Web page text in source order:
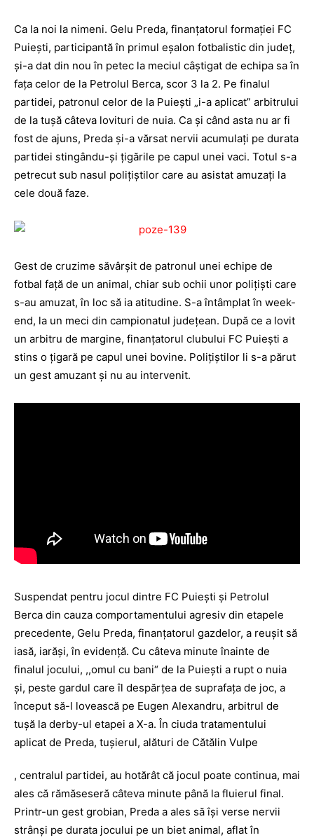
Ca la noi la nimeni. Gelu Preda, finanțatorul formației FC
Puiești, participantă în primul eșalon fotbalistic din județ,
și-a dat din nou în petec la meciul câștigat de echipa sa în
fața celor de la Petrolul Berca, scor 3 la 2. Pe finalul
partidei, patronul celor de la Puiești „i-a aplicat” arbitrului
de la tușă câteva lovituri de nuia. Ca și când asta nu ar fi
fost de ajuns, Preda și-a vărsat nervii acumulați pe durata
partidei stingându-și țigările pe capul unei vaci. Totul s-a
petrecut sub nasul polițiștilor care au asistat amuzați la
cele două faze.
Gest de cruzime săvârșit de patronul unei echipe de
fotbal față de un animal, chiar sub ochii unor polițiști care
s-au amuzat, în loc să ia atitudine. S-a întâmplat în week-
end, la un meci din campionatul județean. După ce a lovit
un arbitru de margine, finanțatorul clubului FC Puiești a
stins o țigară pe capul unei bovine. Polițiștilor li s-a părut
un gest amuzant și nu au intervenit.
Suspendat pentru jocul dintre FC Puiești și Petrolul
Berca din cauza comportamentului agresiv din etapele
precedente, Gelu Preda, finanța­torul gazdelor, a reușit să
iasă, iarăși, în evidență. Cu câteva minute înainte de
finalul jocului, ,,omul cu bani“ de la Puiești a rupt o nuia
și, peste gardul care îl despărțea de suprafața de joc, a
început să-l lovească pe Eugen Alexandru, arbitrul de
tușă la derby-ul etapei a X-a. În ciuda tratamentului
aplicat de Preda, tușierul, alături de Cătălin Vulpe
, centralul partidei, au hotărât că jocul poate continua, mai
ales că rămăseseră câteva minute până la fluierul final.
Printr-un gest grobian, Preda a ales să își verse nervii
strânși pe durata jocului pe un biet animal, aflat în